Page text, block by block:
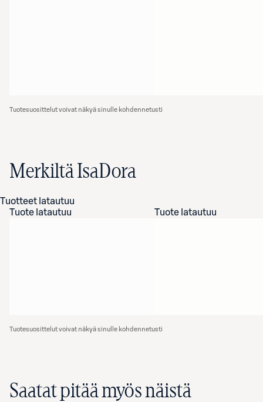
Tuotesuosittelut voivat näkyä sinulle kohdennetusti
Merkiltä IsaDora
Tuotteet latautuu
Tuote latautuu
Tuote latautuu
Tuotesuosittelut voivat näkyä sinulle kohdennetusti
Saatat pitää myös näistä